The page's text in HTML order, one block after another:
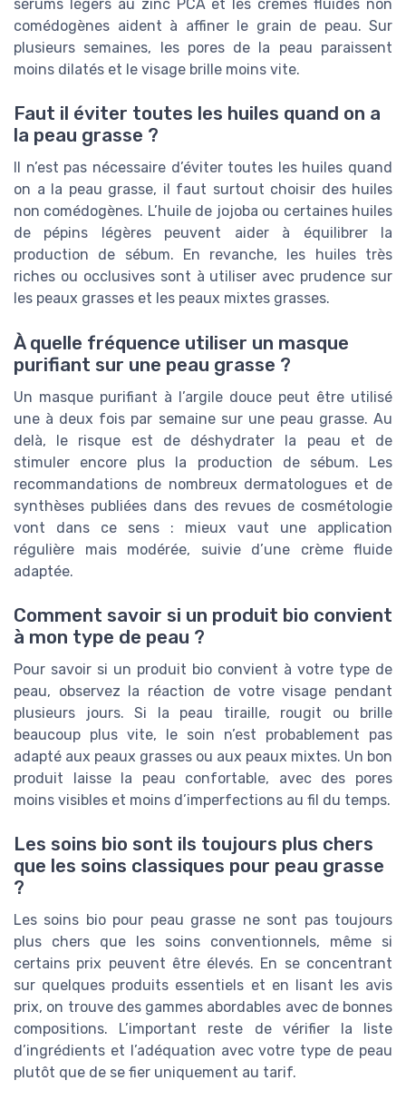
sérums légers au zinc PCA et les crèmes fluides non
comédogènes aident à affiner le grain de peau. Sur
plusieurs semaines, les pores de la peau paraissent
moins dilatés et le visage brille moins vite.
Faut il éviter toutes les huiles quand on a
la peau grasse ?
Il n’est pas nécessaire d’éviter toutes les huiles quand
on a la peau grasse, il faut surtout choisir des huiles
non comédogènes. L’huile de jojoba ou certaines huiles
de pépins légères peuvent aider à équilibrer la
production de sébum. En revanche, les huiles très
riches ou occlusives sont à utiliser avec prudence sur
les peaux grasses et les peaux mixtes grasses.
À quelle fréquence utiliser un masque
purifiant sur une peau grasse ?
Un masque purifiant à l’argile douce peut être utilisé
une à deux fois par semaine sur une peau grasse. Au
delà, le risque est de déshydrater la peau et de
stimuler encore plus la production de sébum. Les
recommandations de nombreux dermatologues et de
synthèses publiées dans des revues de cosmétologie
vont dans ce sens : mieux vaut une application
régulière mais modérée, suivie d’une crème fluide
adaptée.
Comment savoir si un produit bio convient
à mon type de peau ?
Pour savoir si un produit bio convient à votre type de
peau, observez la réaction de votre visage pendant
plusieurs jours. Si la peau tiraille, rougit ou brille
beaucoup plus vite, le soin n’est probablement pas
adapté aux peaux grasses ou aux peaux mixtes. Un bon
produit laisse la peau confortable, avec des pores
moins visibles et moins d’imperfections au fil du temps.
Les soins bio sont ils toujours plus chers
que les soins classiques pour peau grasse
?
Les soins bio pour peau grasse ne sont pas toujours
plus chers que les soins conventionnels, même si
certains prix peuvent être élevés. En se concentrant
sur quelques produits essentiels et en lisant les avis
prix, on trouve des gammes abordables avec de bonnes
compositions. L’important reste de vérifier la liste
d’ingrédients et l’adéquation avec votre type de peau
plutôt que de se fier uniquement au tarif.